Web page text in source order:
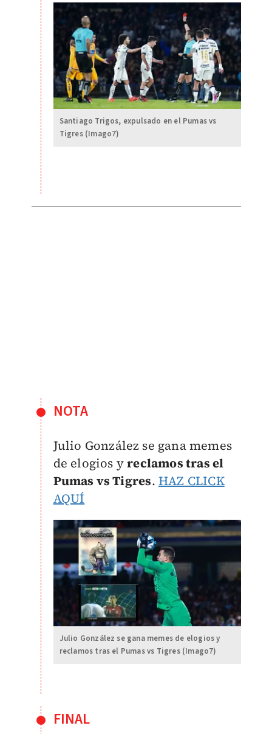
Santiago Trigos, expulsado en el Pumas vs
Tigres (Imago7)
NOTA
Julio González se gana memes
de elogios yreclamos tras el
Pumas vs Tigres. HAZ CLICK
AQUÍ
Julio González se gana memes de elogios y
reclamos tras el Pumas vs Tigres (Imago7)
FINAL